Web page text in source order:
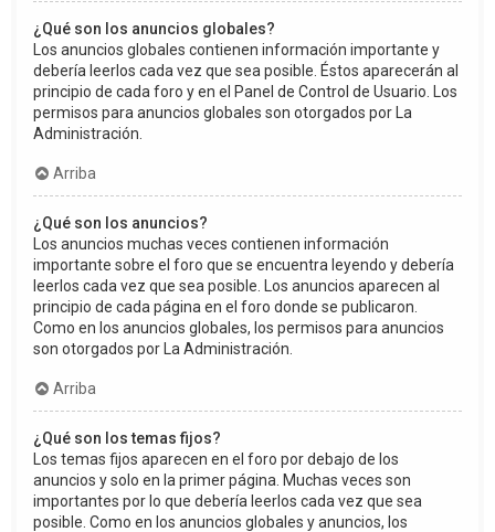
¿Qué son los anuncios globales?
Los anuncios globales contienen información importante y
debería leerlos cada vez que sea posible. Éstos aparecerán al
principio de cada foro y en el Panel de Control de Usuario. Los
permisos para anuncios globales son otorgados por La
Administración.
Arriba
¿Qué son los anuncios?
Los anuncios muchas veces contienen información
importante sobre el foro que se encuentra leyendo y debería
leerlos cada vez que sea posible. Los anuncios aparecen al
principio de cada página en el foro donde se publicaron.
Como en los anuncios globales, los permisos para anuncios
son otorgados por La Administración.
Arriba
¿Qué son los temas fijos?
Los temas fijos aparecen en el foro por debajo de los
anuncios y solo en la primer página. Muchas veces son
importantes por lo que debería leerlos cada vez que sea
posible. Como en los anuncios globales y anuncios, los